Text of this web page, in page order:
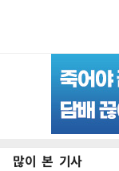
많이 본 기사